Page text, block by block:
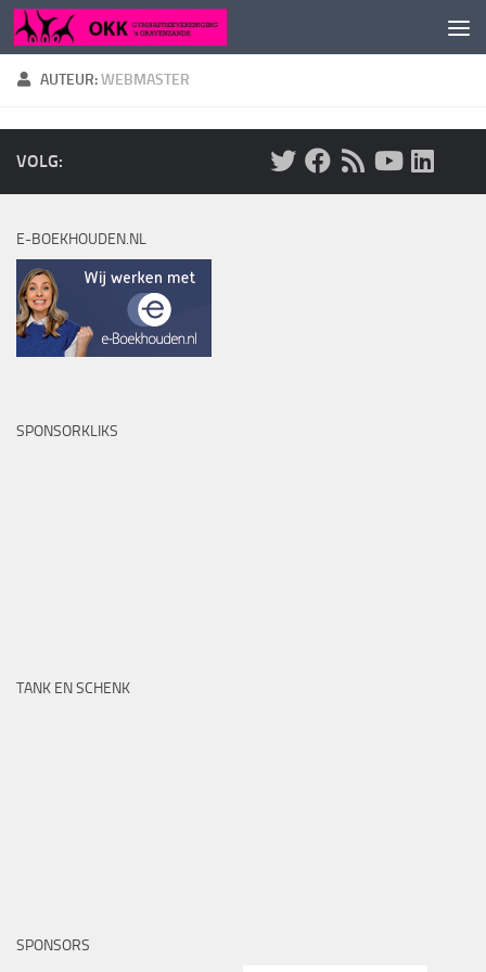
Doorgaan naar inhoud
AUTEUR:WEBMASTER
VOLG:
E-BOEKHOUDEN.NL
SPONSORKLIKS
TANK EN SCHENK
SPONSORS